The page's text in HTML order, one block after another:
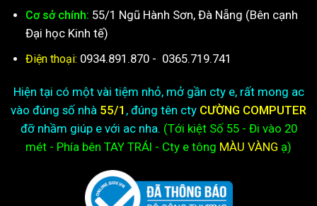
Cơ sở chính: 55/1 Ngũ Hành Sơn, Đà Nẵng (Bên cạnh
Đại học Kinh tế)
Điện thoại: 0934.891.870 - 0365.719.741
Hiện tại có một vài tiệm nhỏ, mở gần cty e, rất mong ac
vào đúng số nhà 55/1 , đúng tên cty CƯỜNG COMPUTER
đỡ nhầm giúp e với ac nha. (Tới kiệtSố 55 - Đi vào 20
mét - Phía bên TAY TRÁI - Cty e tông MÀU VÀNG ạ)